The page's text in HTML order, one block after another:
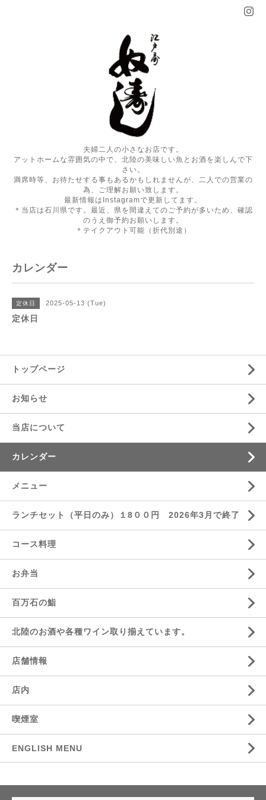
夫婦二人の小さなお店です。
アットホームな雰囲気の中で、北陸の美味しい魚とお酒を楽しんで下
さい。
満席時等、お待たせする事もあるかもしれませんが、二人での営業の
為、ご理解お願い致します。
最新情報はInstagramで更新してます。
＊当店は石川県です。最近、県を間違えてのご予約が多いため、確認
のうえ御予約お願いします。
＊テイクアウト可能（折代別途）
カレンダー
定休日 2025-05-13 (Tue)
定休日
トップページ
お知らせ
当店について
カレンダー
メニュー
ランチセット（平日のみ）１8００円 2026年3月で終了
コース料理
お弁当
百万石の鮨
北陸のお酒や各種ワイン取り揃えています。
店舗情報
店内
喫煙室
ENGLISH MENU